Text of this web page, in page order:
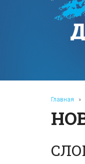
Главная »